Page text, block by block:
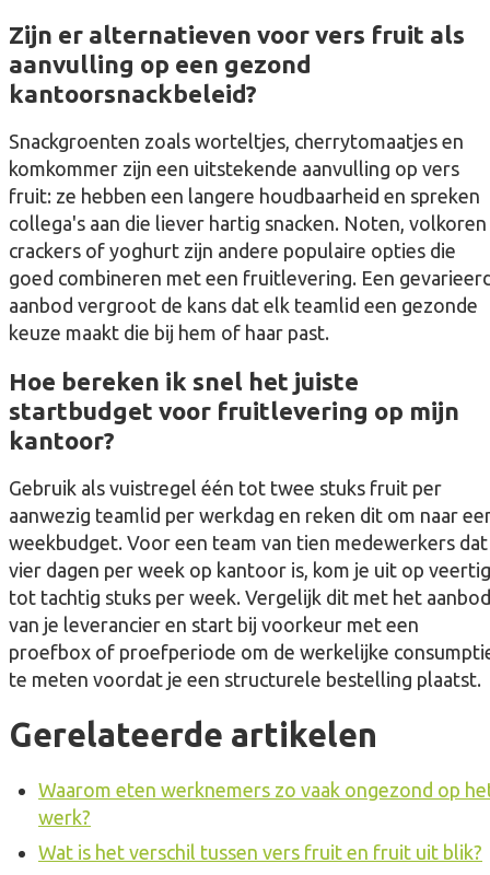
Zijn er alternatieven voor vers fruit als
aanvulling op een gezond
kantoorsnackbeleid?
Snackgroenten zoals worteltjes, cherrytomaatjes en
komkommer zijn een uitstekende aanvulling op vers
fruit: ze hebben een langere houdbaarheid en spreken
collega's aan die liever hartig snacken. Noten, volkoren
crackers of yoghurt zijn andere populaire opties die
goed combineren met een fruitlevering. Een
aanbod vergroot de kans dat elk teamlid een gezonde
keuze maakt die bij hem of haar past.
Hoe bereken ik snel het juiste
startbudget voor fruitlevering op mijn
kantoor?
Gebruik als vuistregel één tot twee stuks fruit per
aanwezig teamlid per werkdag en reken dit om naar
weekbudget. Voor een team van tien medewerkers dat
vier dagen per week op kantoor is, kom je uit op veertig
tot tachtig stuks per week. Vergelijk dit met het aanbod
van je leverancier en start bij voorkeur met een
proefbox of proefperiode om de werkelijke
te meten voordat je een structurele bestelling plaatst.
Gerelateerde artikelen
Waarom eten werknemers zo vaak ongezond op
werk?
Wat is het verschil tussen vers fruit en fruit uit blik?